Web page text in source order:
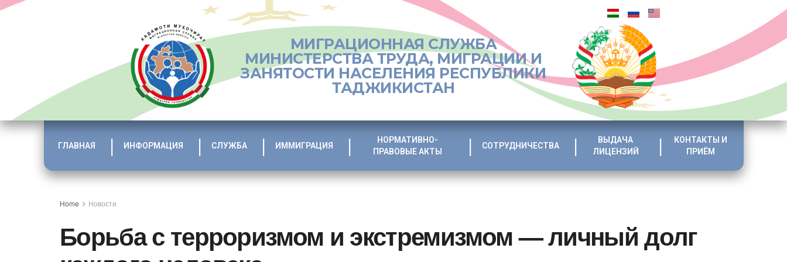
МИГРАЦИОННАЯ СЛУЖБА
МИНИСТЕРСТВА ТРУДА, МИГРАЦИИ И
ЗАНЯТОСТИ НАСЕЛЕНИЯ РЕСПУБЛИКИ
ТАДЖИКИСТАН
ГЛАВНАЯ ИНФОРМАЦИЯ СЛУЖБА ИММИГРАЦИЯ
НОРМАТИВНО-
ПРАВОВЫЕ АКТЫ
СОТРУДНИЧЕСТВА
ВЫДАЧА
ЛИЦЕНЗИЙ
КОНТАКТЫ И
ПРИЁМ
Home Новости
Борьба с терроризмом и экстремизмом — личный долг